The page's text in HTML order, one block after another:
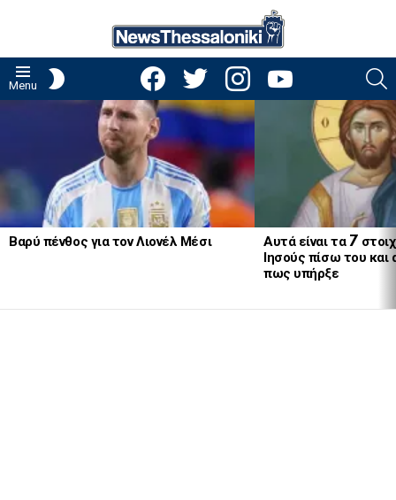
Menu
facebooktwitter instagramyoutube
Βαρύ πένθος για τον Λιονέλ Μέσι
Αυτά είναι τα 7
Ιησούς πίσω του και
πως υπήρξε